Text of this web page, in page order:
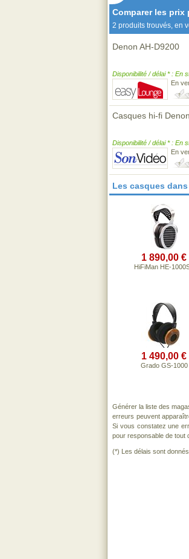
Comparer les prix
2 produits trouvés, en
Denon AH-D9200
Disponibilité / délai * : En
En
Casques hi-fi
Disponibilité / délai * : En
En
Les casques
1 890,00 €
HiFiMan HE-
1 490,00 €
Grado GS-1000
Générer la liste des
erreurs peuvent
Si vous constatez une
pour responsable de tout
(*) Les délais sont